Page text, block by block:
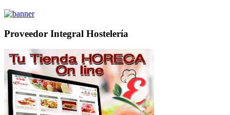
Proveedor Integral Hostelería